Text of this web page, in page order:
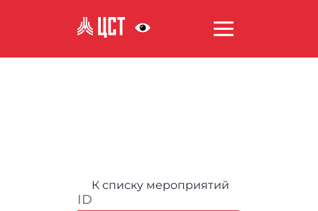
К списку мероприятий
ID